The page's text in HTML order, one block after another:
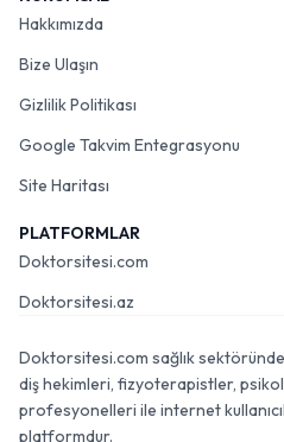
Hakkımızda
Bize Ulaşın
Gizlilik Politikası
Google Takvim Entegrasyonu
Site Haritası
PLATFORMLAR
Doktorsitesi.com
Doktorsitesi.az
Doktorsitesi.com sağlık
diş hekimleri, fizyoterapistler,
profesyonelleri ile internet
platformdur.